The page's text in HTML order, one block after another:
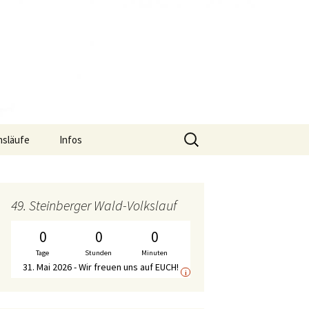
S2-Lauf – Wechselpunkte
S2-Lauf – Streckenplan
S2-Lauf – Zeitplan
Bericht WirDueller-
Biolauf
Ausschreibung
WirDueller-Biolauf
Infos
Gymnastik-Angebot
Mitgliedschaft
Suche
nach:
49. Steinberger Wald-Volkslauf
0
Tage
0
Stunden
0
Minuten
31. Mai 2026 - Wir freuen uns auf EUCH! i